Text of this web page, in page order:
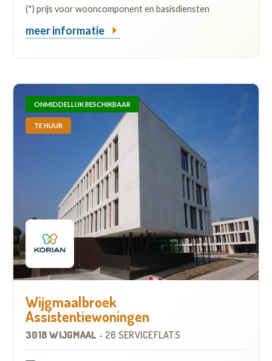
(*) prijs voor wooncomponent en basisdiensten
meer informatie
ONMIDDELLIJK BESCHIKBAAR
TE HUUR
Wijgmaalbroek
Assistentiewoningen
3018 WIJGMAAL - 26 SERVICEFLATS